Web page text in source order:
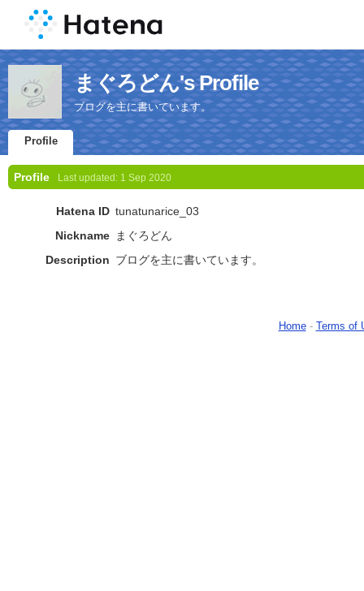
まぐろどん's Profile
ブログを主に書いています。
Profile
Profile Last updated: 1 Sep 2020
Hatena ID tunatunarice_03
Nickname まぐろどん
Description ブログを主に書いています。
Home- Terms of